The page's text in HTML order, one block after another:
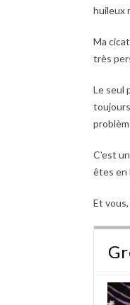
huileux
Ma
très
Le seul
C’est
êtes en
Et